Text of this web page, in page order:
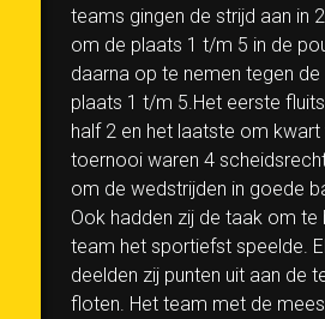
teams gingen de strijd aan in
om de plaats 1 t/m 5 in de
daarna op te nemen tegen
plaats 1 t/m 5.Het eerste
half 2 en het laatste om
toernooi waren 4
om de wedstrijden in goede
Ook hadden zij de taak om
team het sportiefst speelde.
deelden zij punten uit aan de
floten. Het team met de